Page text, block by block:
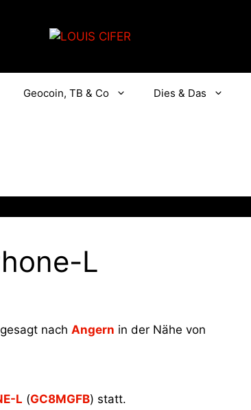
Geocoin, TB & Co Dies & Das
L
nach Angern in der Nähe von
L (GC8MGFB) statt.